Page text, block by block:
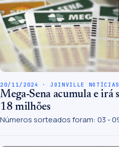
20/11/2024 · JOINVILLE NOTÍCIAS
Mega-Sena acumula e irá
18 milhões
Números sorteados foram: 03 -